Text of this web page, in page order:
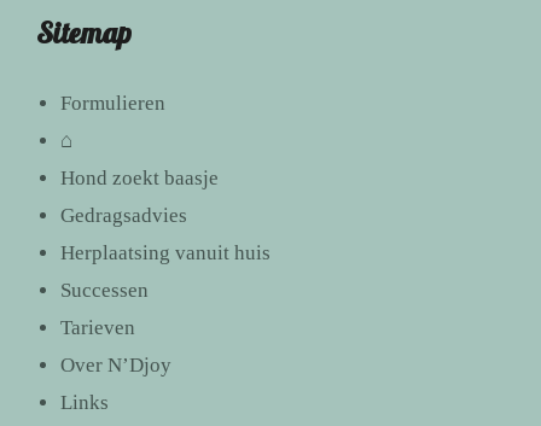
Sitemap
Formulieren
⌂
Hond zoekt baasje
Gedragsadvies
Herplaatsing vanuit huis
Successen
Tarieven
Over N’Djoy
Links